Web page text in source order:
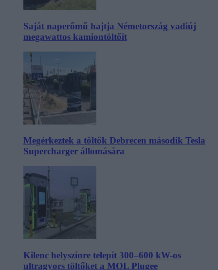
Saját naperőmű hajtja Németország vadiúj
megawattos kamiontöltőit
Megérkeztek a töltők Debrecen második Tesla
Supercharger állomására
Kilenc helyszínre telepít 300–600 kW-os
ultragyors töltőket a MOL Plugee